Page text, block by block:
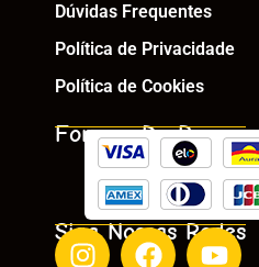
Dúvidas Frequentes
Política de Privacidade
Política de Cookies
Formas De
Siga Nossas Redes